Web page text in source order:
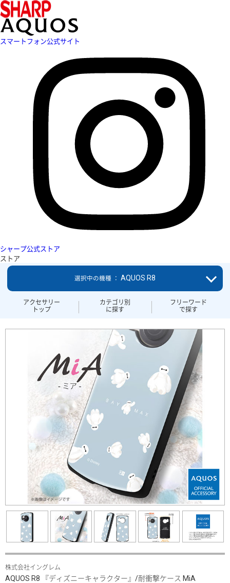
スマートフォン公式サイト
シャープ公式ストア
ストア
アクセサリー
トップ
カテゴリ別
に探す
フリーワード
で探す
選択中の機種 ： AQUOS R8
株式会社イングレム
AQUOS R8 『ディズニーキャラクター』/耐衝撃ケース MiA